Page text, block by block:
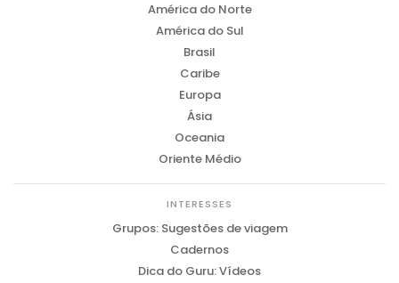
América do Norte
América do Sul
Brasil
Caribe
Europa
Ásia
Oceania
Oriente Médio
INTERESSES
Grupos: Sugestões de viagem
Cadernos
Dica do Guru: Vídeos